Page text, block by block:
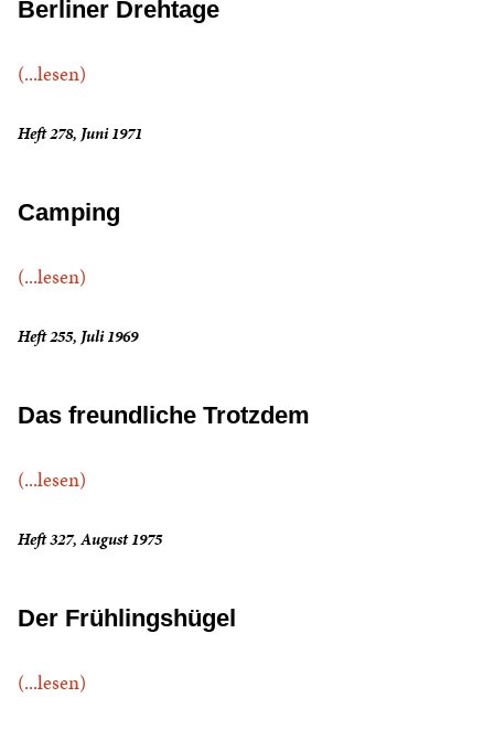
Berliner Drehtage
(...lesen)
Heft 278, Juni 1971
Camping
(...lesen)
Heft 255, Juli 1969
Das freundliche Trotzdem
(...lesen)
Heft 327, August 1975
Der Frühlingshügel
(...lesen)